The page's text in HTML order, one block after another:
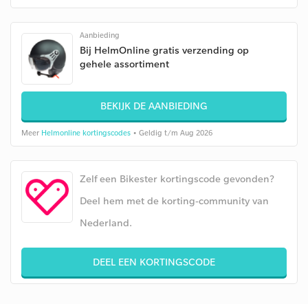
Aanbieding
Bij HelmOnline gratis verzending op
gehele assortiment
BEKIJK DE AANBIEDING
Meer Helmonline kortingscodes • Geldig t/m Aug 2026
Zelf een Bikester kortingscode gevonden?
Deel hem met de korting-community van
Nederland.
DEEL EEN KORTINGSCODE